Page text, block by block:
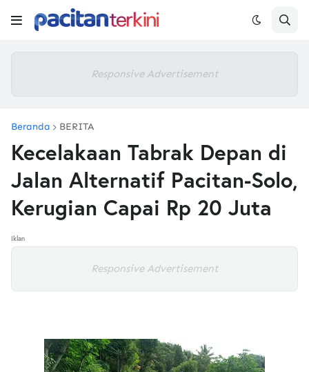
Responsive Advertisement
Beranda BERITA
Kecelakaan Tabrak Depan di
Jalan Alternatif Pacitan-Solo,
Kerugian Capai Rp 20 Juta
Iklan
Responsive Advertisement